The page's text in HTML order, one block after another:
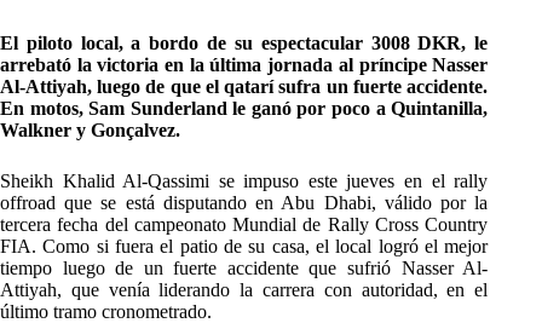
El piloto local, a bordo de su espectacular 3008 DKR, le
arrebató la victoria en la última jornada al príncipe Nasser
Al-Attiyah, luego de que el qatarí sufra un fuerte accidente.
En motos, Sam Sunderland le ganó por poco a Quintanilla,
Walkner y Gonçalvez.
Sheikh Khalid Al-Qassimi se impuso este jueves en el rally
offroad que se está disputando en Abu Dhabi, válido por la
tercera fecha del campeonato Mundial de Rally Cross Country
FIA. Como si fuera el patio de su casa, el local logró el mejor
tiempo luego de un fuerte accidente que sufrió Nasser Al-
Attiyah, que venía liderando la carrera con autoridad, en el
último tramo cronometrado.